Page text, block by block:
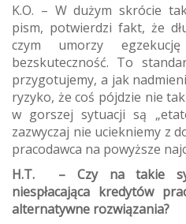
K.O. – W dużym skrócie
pism, potwierdzi fakt, że
czym umorzy
bezskuteczność. To
przygotujemy, a jak
ryzyko, że coś pójdzie nie
w gorszej sytuacji są
zazwyczaj nie uciekniemy z
pracodawca na powyższe
H.T. – Czy na takie
niespłacająca kredytów
alternatywne rozwiązania?